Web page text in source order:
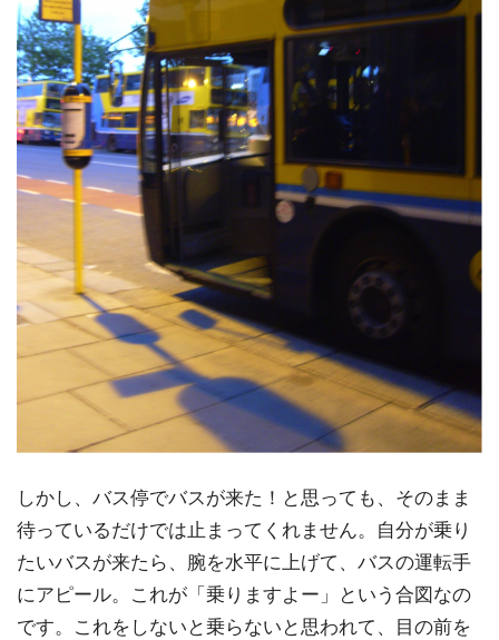
しかし、バス停でバスが来た！と思っても、そのまま
待っているだけでは止まってくれません。自分が乗り
たいバスが来たら、腕を水平に上げて、バスの運転手
にアピール。これが「乗りますよー」という合図なの
です。これをしないと乗らないと思われて、目の前を